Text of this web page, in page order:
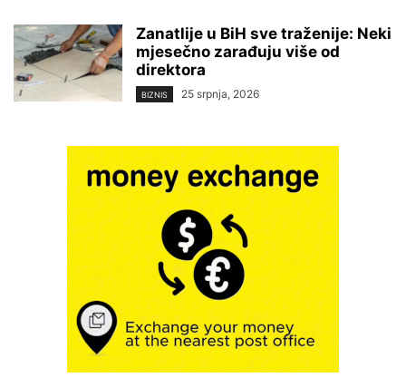
Zanatlije u BiH sve traženije: Neki
mjesečno zarađuju više od
direktora
BIZNIS 25 srpnja, 2026